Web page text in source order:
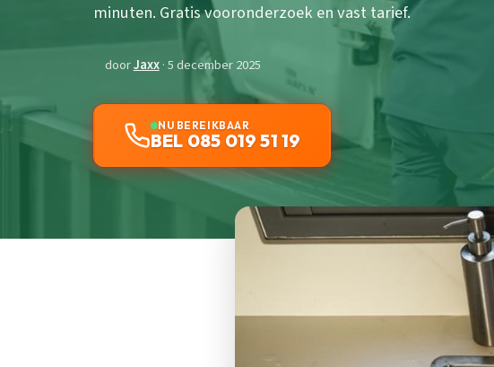
minuten. Gratis vooronderzoek en vast tarief.
doorJaxx· 5 december 2025
NU BEREIKBAAR
BEL 085 019 51 19